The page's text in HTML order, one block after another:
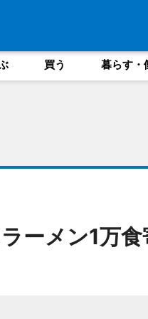
買う 暮らす・
ラーメン1万